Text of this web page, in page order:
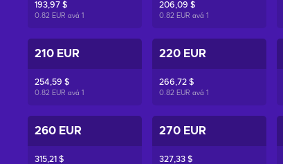
193,97 $
0.82 EUR ανά 1
206,09 $
0.82 EUR ανά 1
210 EUR
254,59 $
0.82 EUR ανά 1
220 EUR
266,72 $
0.82 EUR ανά 1
260 EUR
315,21 $
270 EUR
327,33 $